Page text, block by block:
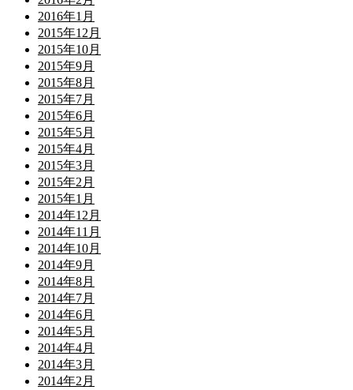
2016年1月
2015年12月
2015年10月
2015年9月
2015年8月
2015年7月
2015年6月
2015年5月
2015年4月
2015年3月
2015年2月
2015年1月
2014年12月
2014年11月
2014年10月
2014年9月
2014年8月
2014年7月
2014年6月
2014年5月
2014年4月
2014年3月
2014年2月